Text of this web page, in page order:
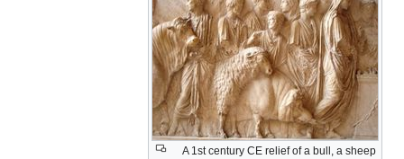
A 1st century CE relief of a bull, a sheep